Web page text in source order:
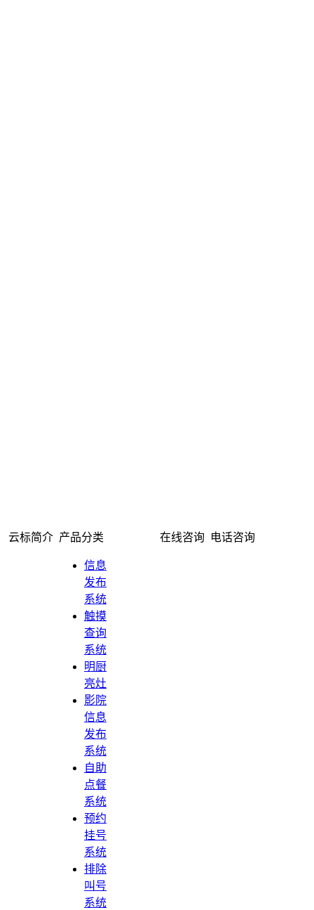
云标简介 产品分类
信息
发布
系统
触摸
查询
系统
明厨
亮灶
影院
信息
发布
系统
自助
点餐
系统
预约
挂号
系统
排除
叫号
系统
在线咨询 电话咨询